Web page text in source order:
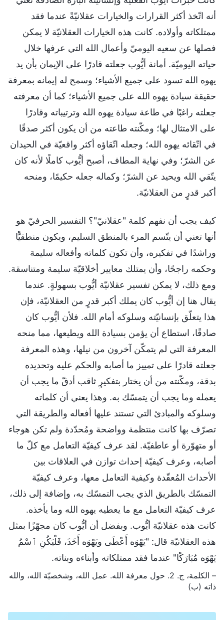
أنه اتّخذ أكثر القرارات والخيارات عقلانيّةً عندما فقد
ممتلكاته وأولاده. كانت هذه الخيارات العقلانيّة لا يمكن
فصلها عن سعيه اليوميّ وأعمال الله التي عرفها خلال
حياته اليوميّة. أمانة أيُّوب جعلته قادرًا على الإيمان بأن يد
يهوه الله تسود على جميع الأشياء؛ وسمح له إيمانه بمعرفة
حقيقة سيادة يهوه الله على جميع الأشياء؛ كما أن معرفته
جعلته راغبًا في طاعة سيادة يهوه الله وترتيباته وقادرًا
على الامتثال لها؛ ومكّنته طاعته من أن يكون أكثر صدقًا
في اتّقائه يهوه الله؛ وجعله اتّقاؤه أكثر واقعيّة في الحيدان
عن الشرّ؛ وفي نهاية المطاف، أصبح أيُّوب كاملًا لأنه كان
يتّقي الله ويحيد عن الشرّ؛ وكماله جعله حكيمًا، ومنحه
أكبر قدرٍ من العقلانيّة.
كيف يجب أن نفهم كلمة "عقلانيّ"؟ التفسير الحرفيّ هو
أنها تعني أن يتّسم المرء بالمنطق السليم، ويكون منطقيًّا
وراشدًا في تفكيره، وأن تكون كلماته وأفعاله سليمة
وحكمه راجحًا، وأن يمتلك معايير أخلاقيّة سليمة ومتناسقة.
ومع ذلك، لا يمكن تفسير عقلانيّة أيُّوب بسهولةٍ. عندما
يقال هنا إن أيُّوب كان يملك أكبر قدرٍ من العقلانيّة، فإن
هذا يتعلّق بإنسانيّته وسلوكه أمام الله. فلأن أيُّوب كان
صادقًا، استطاع أن يؤمن بسيادة الله ويطيعها، مما منحه
المعرفة التي لم يتمكّن آخرون من نيلها، وهذه المعرفة
جعلته قادرًا على تمييز ما أصابه والحكم عليه وتحديده
بدقة، ومكّنته من أن يختار بتفكيرٍ ثاقب أدقّ ما يجب أن
يعمله وما يجب أن يتمسّك به. وهذا يعني أن كلماته
وسلوكه والمبادئ التي تستند عليها أفعاله والطريقة التي
تصرّف بها كانت منتظمة وواضحة ومُحدّدة ولم تكن هوجاء
أو متهوّرة أو عاطفيّة. لقد عرف كيفيّة التعامل مع كلّ ما
أصابه، وعرف كيفيّة إحداث توازن في العلاقات بين
الأحداث المُعقّدة وكيفية التعامل معها، وعرف كيفيّة
التمسّك بالطريق الذي يجب التمسّك به، وإضافة إلى ذلك،
عرف كيفيّة التعامل مع ما يعطيه يهوه الله وما يأخذه.
كانت هذه عقلانيّة أيُّوب. وبفضل أن أيُّوب كان مجهّزًا بمثل
هذه العقلانيّة قال: "يَهْوَه أَعْطَى ويَهْوَه أَخَذَ، فَلْيَكُنِ ٱسْمُ
يَهْوَه مُبَارَكًا" عندما فقد ممتلكاته وأبناءه وبناته.
– الكلمة، ج. 2. حول معرفة الله. عمل الله، وشخصيّة الله، والله
ذاته (ب)